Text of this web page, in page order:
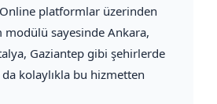
Online platformlar üzerinden
sayesinde Ankara,
Gaziantep gibi şehirlerde
kolaylıkla bu hizmetten